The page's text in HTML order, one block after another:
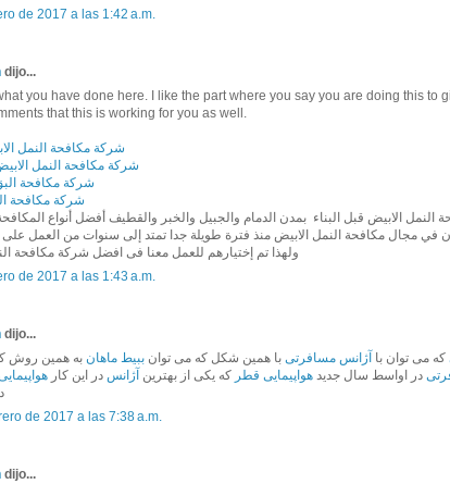
de 2017 a las 1:42 a.m.
dijo...
you have done here. I like the part where you say you are doing this to
that this is working for you as well.
شركة مكافحة النمل
شركة مكافحة النمل
شركة مكافحة
شركة مكافحة
الابيض قبل البناء بمدن الدمام والجبيل والخبر والقطيف أفضل أنواع
في مجال مكافحة النمل الابيض منذ فترة طويلة جدا تمتد إلى سنوات من العمل على
ولهذا تم إختيارهم للعمل معنا فى افضل شركة مكافحة
de 2017 a las 1:43 a.m.
dijo...
که می توان با آژانس مسافرتی با همین شکل که می توان ببیط ماهان به همین روش
در اواسط سال جدید هواپیمایی قطر که یکی از بهترین آژانس در این کار
de 2017 a las 7:38 a.m.
dijo...